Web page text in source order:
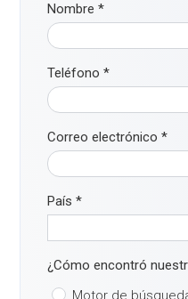
Nombre*
Teléfono*
Correo electrónico*
País*
¿Cómo encontró
Motor de